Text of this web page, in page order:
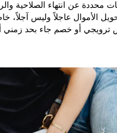
عن انتهاء الصلاحية والرسوم.
عاجلاً وليس آجلاً، خاصةً إذا
أو خصم جاء بحد زمني أقصر.